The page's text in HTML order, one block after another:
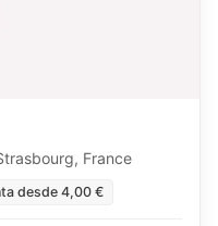
France
desde 4,00 €